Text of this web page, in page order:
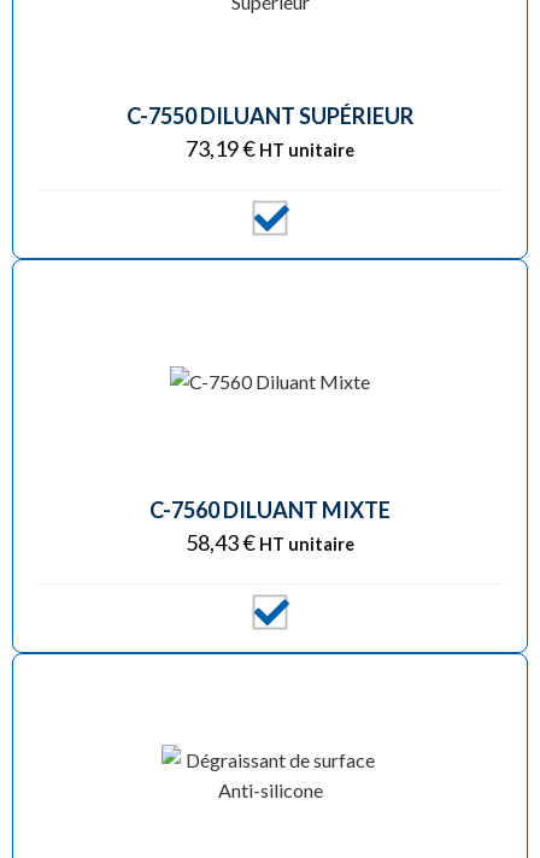
C-7550 DILUANT SUPÉRIEUR
73,19€ HT unitaire
C-7560 DILUANT MIXTE
58,43€ HT unitaire